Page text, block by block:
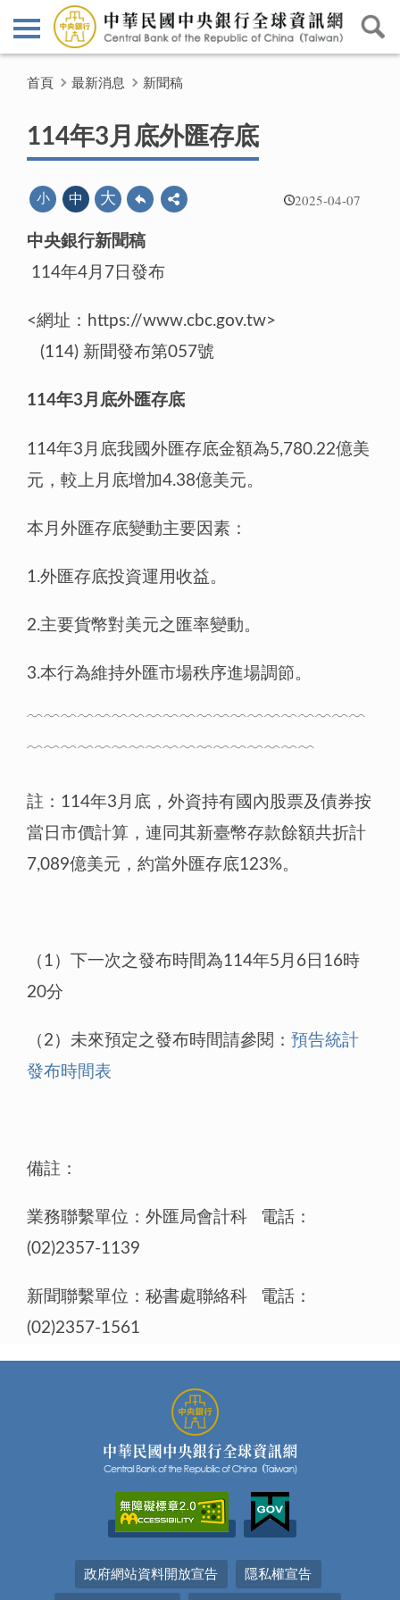
首頁 最新消息 新聞稿
114年3月底外匯存底
2025-04-07
小 中 大
中央銀行新聞稿
114年4月7日發布
<網址：https://www.cbc.gov.tw>
(114) 新聞發布第057號
114年3月底外匯存底
114年3月底我國外匯存底金額為5,780.22億美
元，較上月底增加4.38億美元。
本月外匯存底變動主要因素：
1.外匯存底投資運用收益。
2.主要貨幣對美元之匯率變動。
3.本行為維持外匯市場秩序進場調節。
﹋﹋﹋﹋﹋﹋﹋﹋﹋﹋﹋﹋﹋﹋﹋﹋﹋﹋﹋﹋
﹋﹋﹋﹋﹋﹋﹋﹋﹋﹋﹋﹋﹋﹋﹋﹋﹋
註：114年3月底，外資持有國內股票及債券按
當日市價計算，連同其新臺幣存款餘額共折計
7,089億美元，約當外匯存底123%。
（1）下一次之發布時間為114年5月6日16時
20分
（2）未來預定之發布時間請參閱： 預告統計
發布時間表
備註：
業務聯繫單位：外匯局會計科 電話：
(02)2357-1139
新聞聯繫單位：秘書處聯絡科 電話：
(02)2357-1561
政府網站資料開放宣告 隱私權宣告